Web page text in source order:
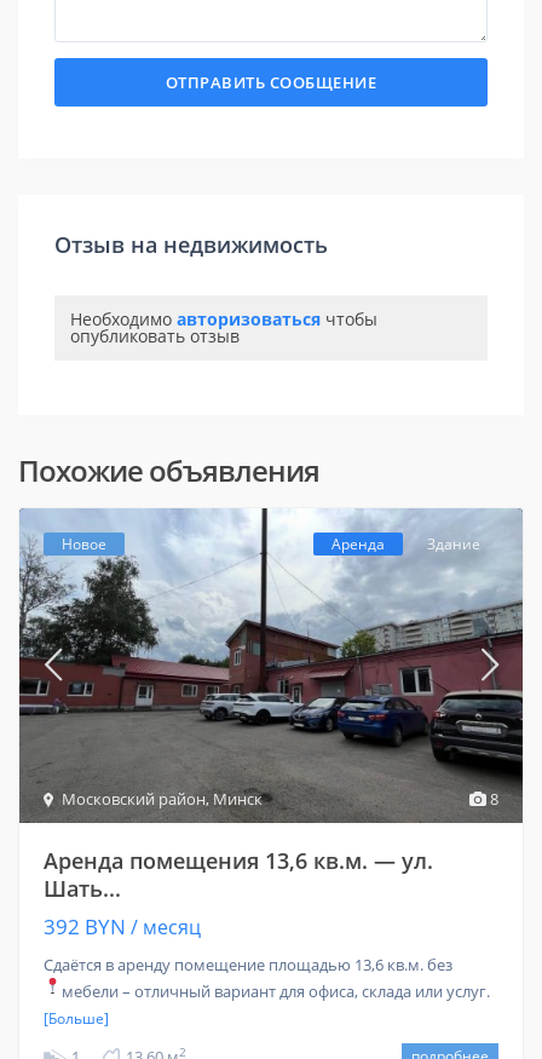
Отзыв на недвижимость
Необходимо авторизоваться чтобы
опубликовать отзыв
Похожие объявления
8
Московский район, Минск
Новое Аренда Здание
Аренда помещения 13,6 кв.м. — ул.
Шать...
392 BYN / месяц
Сдаётся в аренду помещение площадью 13,6 кв.м. без
мебели – отличный вариант для офиса, склада или услуг.
[Больше]
2